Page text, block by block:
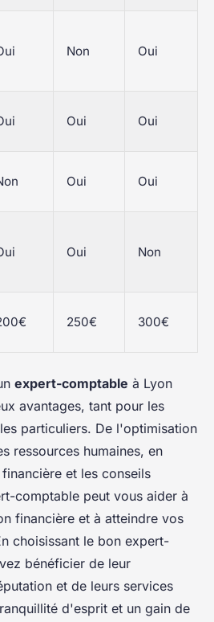
Non Oui
Oui Oui
Oui Oui
Oui Non
250€ 300€
expert-comptable à Lyon
avantages, tant pour les
particuliers. De l'optimisation
ressources humaines, en
et les conseils
comptable peut vous aider à
financière et à atteindre vos
choisissant le bon expert-
bénéficier de leur
et de leurs services
d'esprit et un gain de